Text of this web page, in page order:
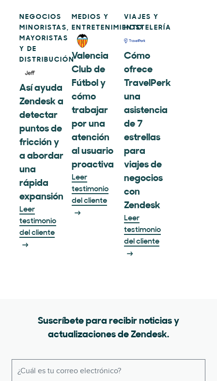
NEGOCIOS
MINORISTAS,
MAYORISTAS
Y DE
DISTRIBUCIÓN
Así ayuda
Zendesk a
detectar
puntos de
fricción y
a abordar
una
rápida
expansión
Leer
testimonio
del cliente
MEDIOS Y
ENTRETENIMIENTO
Valencia
Club de
Fútbol y
cómo
trabajar
por una
atención
al usuario
proactiva
Leer
testimonio
del cliente
VIAJES Y
HOSTELERÍA
Cómo
ofrece
TravelPerk
una
asistencia
de 7
estrellas
para
viajes de
negocios
con
Zendesk
Leer
testimonio
del cliente
Suscríbete para recibir noticias y
actualizaciones de Zendesk.